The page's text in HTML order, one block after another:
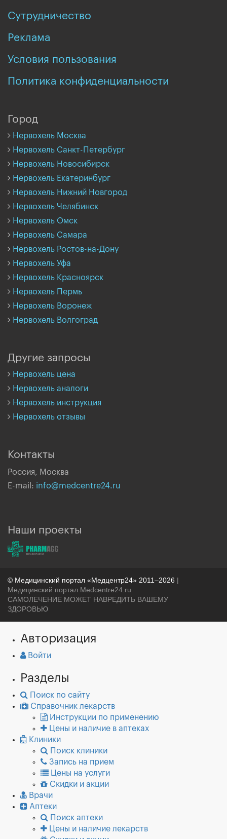
Сутрудничество
Реклама
Условия пользования
Политика конфиденциальности
Город
Нервохель Москва
Нервохель Санкт-Петербург
Нервохель Новосибирск
Нервохель Екатеринбург
Нервохель Нижний Новгород
Нервохель Челябинск
Нервохель Омск
Нервохель Самара
Нервохель Ростов-на-Дону
Нервохель Уфа
Нервохель Красноярск
Нервохель Пермь
Нервохель Воронеж
Нервохель Волгоград
Другие запросы
Нервохель цена
Нервохель аналоги
Нервохель инструкция
Нервохель отзывы
Контакты
Россия, Москва
E-mail: info@medcentre24.ru
Наши проекты
© Медицинский портал «Медцентр24» 2011–2026 |
Медицинский портал Medcentre24.ru
САМОЛЕЧЕНИЕ МОЖЕТ НАВРЕДИТЬ ВАШЕМУ
ЗДОРОВЬЮ
Авторизация
Войти
Разделы
Поиск по сайту
Справочник лекарств
Инструкции по применению
Цены и наличие в аптеках
Клиники
Поиск клиники
Запись на прием
Цены на услуги
Скидки и акции
Врачи
Аптеки
Поиск аптеки
Цены и наличие лекарств